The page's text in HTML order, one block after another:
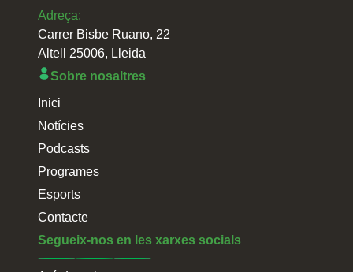
Adreça:
Carrer Bisbe Ruano, 22
Altell 25006, Lleida
Sobre nosaltres
Inici
Notícies
Podcasts
Programes
Esports
Contacte
Segueix-nos en les xarxes socials